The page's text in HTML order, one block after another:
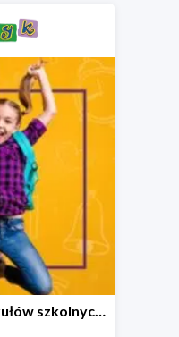
Wyprzedaż artykułów szkolnych w Smyku do -80%